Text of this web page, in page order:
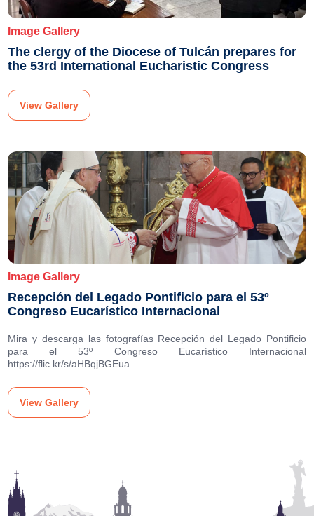
Image Gallery
The clergy of the Diocese of Tulcán prepares for
the 53rd International Eucharistic Congress
View Gallery
Image Gallery
Recepción del Legado Pontificio para el 53º
Congreso Eucarístico Internacional
Mira y descarga las fotografías Recepción del Legado Pontificio
para el 53º Congreso Eucarístico Internacional
https://flic.kr/s/aHBqjBGEua
View Gallery